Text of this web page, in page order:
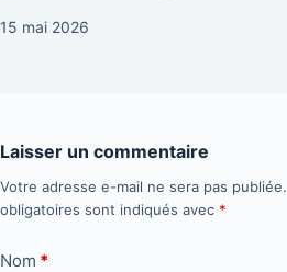
15 mai 2026
Laisser un commentaire
Votre adresse e-mail ne sera pas publiée.
obligatoires sont indiqués avec *
Nom *